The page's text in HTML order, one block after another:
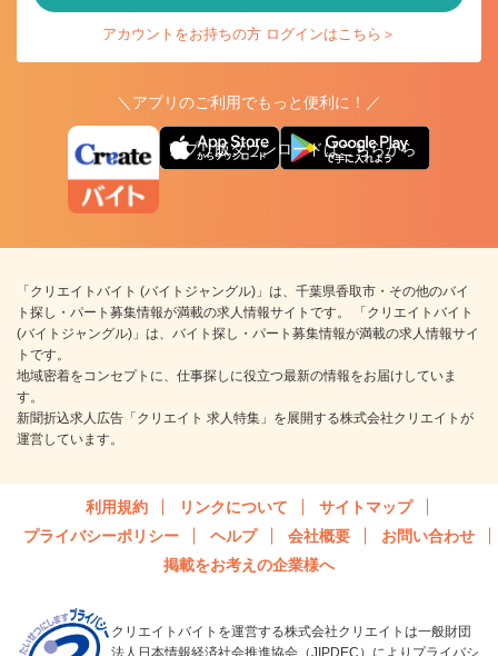
アカウントをお持ちの方 ログインはこちら＞
＼アプリのご利用でもっと便利に！／
アプリ版ダウンロードはこちらから
「クリエイトバイト (バイトジャングル)」は、千葉県香取市・その他のバイ
ト探し・パート募集情報が満載の求人情報サイトです。 「クリエイトバイト
(バイトジャングル)」は、バイト探し・パート募集情報が満載の求人情報サイ
トです。
地域密着をコンセプトに、仕事探しに役立つ最新の情報をお届けしていま
す。
新聞折込求人広告「クリエイト 求人特集」を展開する株式会社クリエイトが
運営しています。
利用規約 リンクについて
サイトマップ
プライバシーポリシー
ヘルプ 会社概要
お問い合わせ
掲載をお考えの企業様へ
クリエイトバイトを運営する株式会社クリエイトは一般財団
法人日本情報経済社会推進協会（JIPDEC）によりプライバシ